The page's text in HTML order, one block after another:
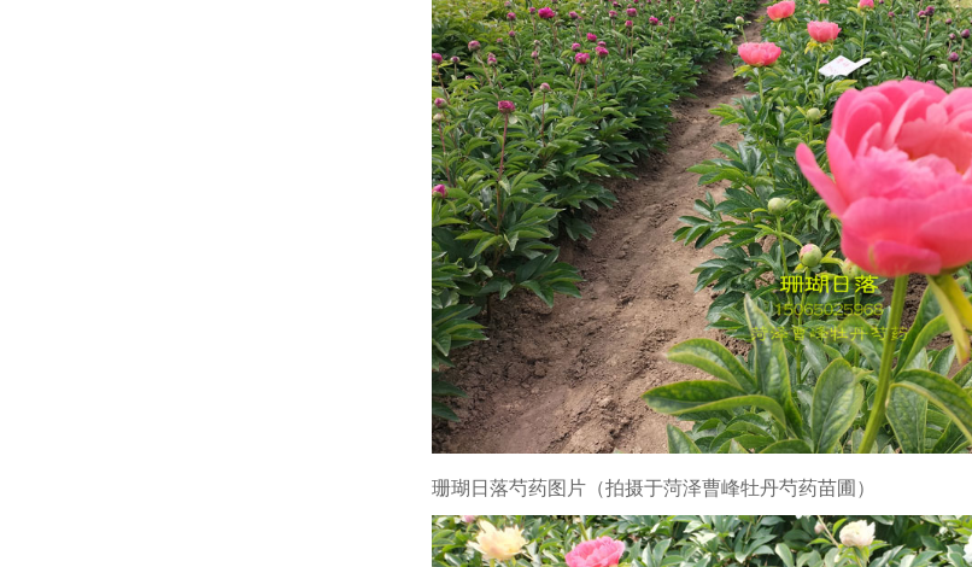
珊瑚日落芍药图片（拍摄于菏泽曹峰牡丹芍药苗圃）